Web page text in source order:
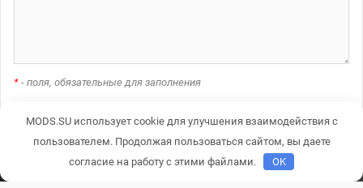
* - поля, обязательные для заполнения
MODS.SU использует cookie для улучшения взаимодействия с
пользователем. Продолжая пользоваться сайтом, вы даете
согласие на работу с этими файлами.
OK